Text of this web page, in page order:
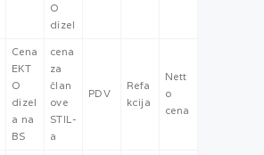
O
dizel
Cena
EKT
O
dizel
a na
BS
cena
za
član
ove
STIL-
a
PDV
Refa
kcija
Nett
o
cena